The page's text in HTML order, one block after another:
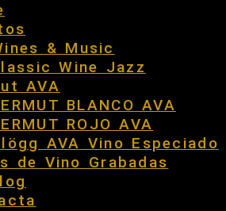
& Music
Wine Jazz
AVA
BLANCO AVA
ROJO AVA
AVA Vino Especiado
de Vino Grabadas